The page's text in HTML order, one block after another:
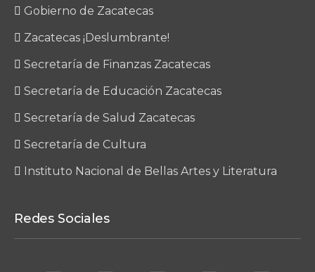
Gobierno de Zacatecas
Zacatecas ¡Deslumbrante!
Secretaría de Finanzas Zacatecas
Secretaría de Educación Zacatecas
Secretaría de Salud Zacatecas
Secretaría de Cultura
Instituto Nacional de Bellas Artes y Literatura
Redes Sociales